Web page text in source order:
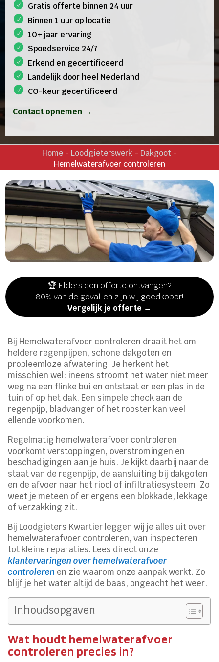
Gratis offerte binnen 24 uur
Binnen 1 uur op locatie
10+ jaar ervaring
Spoedservice 24/7
Erkend en gecertificeerd
Landelijk door heel Nederland
CO-keur gecertificeerd
Contact opnemen →
Home- Loodgieterswerk- Dakgoot-
Hemelwaterafvoer controleren
🏆 Elders een offerte ontvangen?
80% van de gevallen zijn wij goedkoper!
Vergelijk je offerte →
Bij Hemelwaterafvoer controleren draait het om
heldere regenpijpen, schone dakgoten en
probleemloze afwatering. Je herkent het
misschien wel: ineens stroomt het water niet meer
weg na een flinke bui en ontstaat er een plas in de
tuin of op het dak. Een simpele check aan de
regenpijp, bladvanger of het rooster kan veel
ellende voorkomen.
Regelmatig hemelwaterafvoer controleren
voorkomt verstoppingen, overstromingen en
beschadigingen aan je huis. Je kijkt daarbij naar de
staat van de regenpijp, de aansluiting bij dakgoten
en de afvoer naar het riool of infiltratiesysteem. Zo
weet je meteen of er ergens een blokkade, lekkage
of verzakking zit.
Bij Loodgieters Kwartier leggen wij je alles uit over
hemelwaterafvoer controleren, van inspecteren
tot kleine reparaties. Lees direct onze
klantervaringen over hemelwaterafvoer
controleren en zie waarom onze aanpak werkt. Zo
blijf je het water altijd de baas, ongeacht het weer.
Inhoudsopgaven
Wat houdt hemelwaterafvoer
controleren precies in?